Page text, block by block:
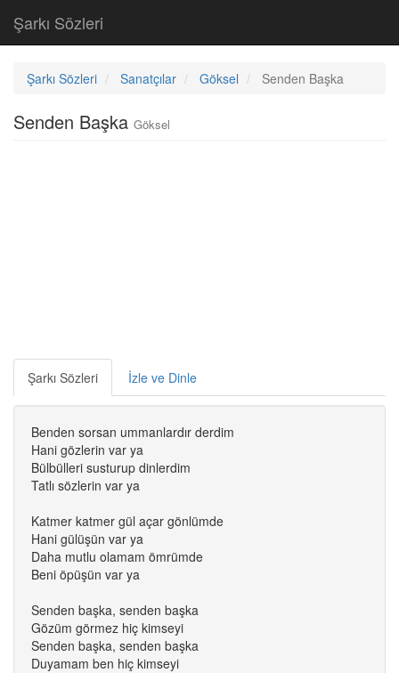
Şarkı Sözleri
Şarkı Sözleri Sanatçılar Göksel Senden Başka
Senden Başka Göksel
Şarkı Sözleri İzle ve Dinle
Benden sorsan ummanlardır derdim
Hani gözlerin var ya
Bülbülleri susturup dinlerdim
Tatlı sözlerin var ya
Katmer katmer gül açar gönlümde
Hani gülüşün var ya
Daha mutlu olamam ömrümde
Beni öpüşün var ya
Senden başka, senden başka
Gözüm görmez hiç kimseyi
Senden başka, senden başka
Duyamam ben hiç kimseyi